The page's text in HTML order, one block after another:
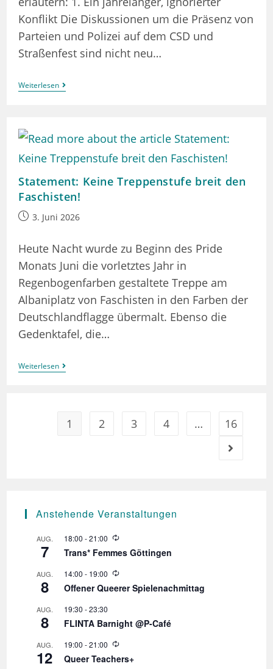
Konflikt Die Diskussionen um die Präsenz von
Parteien und Polizei auf dem CSD und
Straßenfest sind nicht neu…
WeiterlesenWer
Die
Einlädt,lädt
Ganz
Aktiv
Teile
Eigenen
Community
Aus!
Statement: Keine Treppenstufe breit den
Faschisten!
Beitrag3. Juni 2026
Heute Nacht wurde zu Beginn des Pride
Monats Juni die vorletztes Jahr in
Regenbogenfarben gestaltete Treppe am
Albaniplatz von Faschisten in den Farben der
Deutschlandflagge übermalt. Ebenso die
Gedenktafel, die…
WeiterlesenStatement:
Keine
1 2 3 4 … 16
Gehe zur
Anstehende Veranstaltungen
AUG.
7
18:00 -21:00
W
e
e
r
u
g
Trans* Femmes Göttingen
AUG.
8
14:00 - 19:00
W
e
r
h
o
u
Offener Queerer Spielenachmittag
AUG.
8
19:30 -23:30
FLINTA Barnight @P-Café
AUG.
12
19:00 -21:00
W
e
Queer Teachers+